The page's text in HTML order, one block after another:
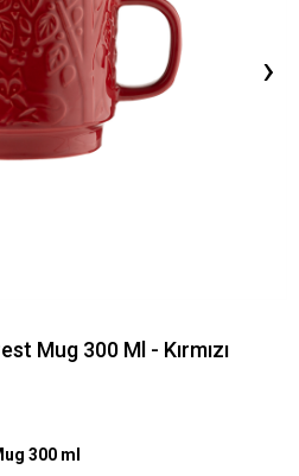
›
Mug 300 Ml - Kırmızı
300 ml